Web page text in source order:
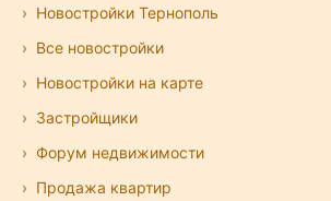
Новостройки Тернополь
Все новостройки
Новостройки на карте
Застройщики
Форум недвижимости
Продажа квартир